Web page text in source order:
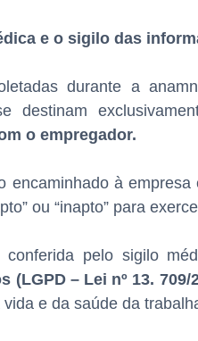
e o sigilo das
durante a
destinam
o empregador.
encaminhado à empresa
ou “inapto” para
pelo sigilo
(LGPD – Lei nº 13. 709/
e da saúde da